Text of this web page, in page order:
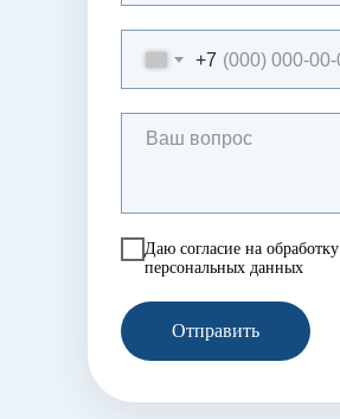
+7
Даю согласие на обработку
персональных данных
Отправить